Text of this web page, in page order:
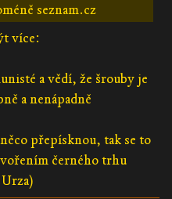
seznam.cz
více:
a vědí, že šrouby je
a nenápadně
přepísknou, tak se to
černého trhu